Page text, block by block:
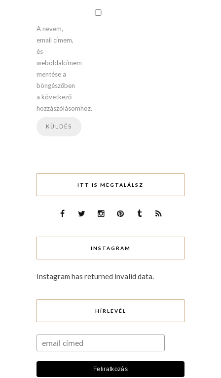
A nevem,
email címem,
és
weboldalcímem
mentése a
böngészőben
a következő
hozzászólásomhoz.
ITT IS MEGTALÁLSZ
INSTAGRAM
Instagram has returned invalid data.
HÍRLEVÉL